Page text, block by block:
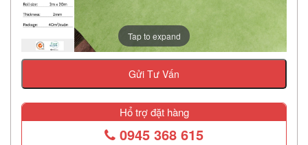
Tap to expand
Gửi Tư Vấn
Hổ trợ đặt hàng
0945 368 615